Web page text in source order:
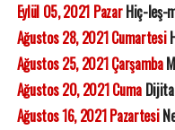
Eylül 05, 2021 PazarHiç-leş-
Ağustos 28, 2021 Cumartesi
Ağustos 25, 2021 Çarşamba
Ağustos 20, 2021 Cuma
Ağustos 16, 2021 Pazartesi